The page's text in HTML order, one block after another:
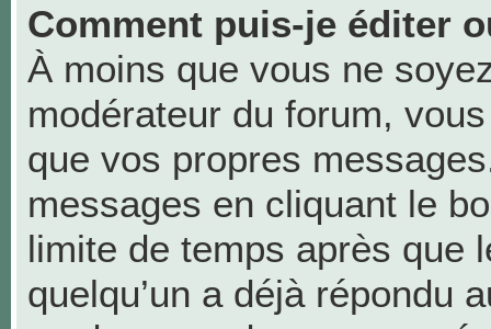
Comment puis-je éditer
À moins que vous ne
modérateur du forum,
que vos propres
messages en cliquant le
limite de temps après que
quelqu’un a déjà répondu